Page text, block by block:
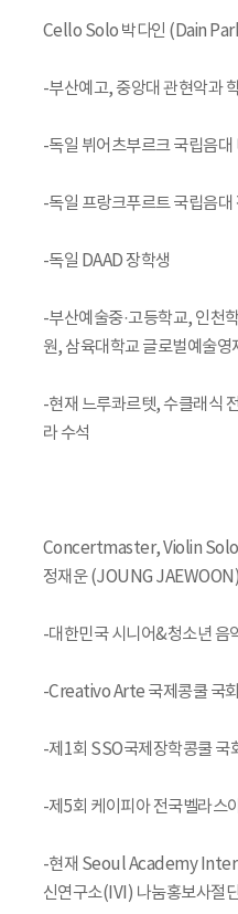
Cello Solo 박다인 (Dain
-부산예고, 중앙대 관현악과
-독일 뷔어츠부르크 국립음대
-독일 프랑크푸르트 국립음
-독일 DAAD 장학생
-부산예술중·고등학교, 인천
원, 삼육대학교 글로벌예술영
-현재 느루콰르텟, 수클래식
라 수석
Concertmaster, Violin
정재운 (JOUNG JAEWOON)
-대한민국 시니어&청소년 음
-Creativo Arte 국제콩쿨 국
-제1회 SSO국제장학콩쿨 국
-제5회 케이피아 전국벨라스
-현재 Seoul Academy
신연구소(IVI) 나눔홍보사절